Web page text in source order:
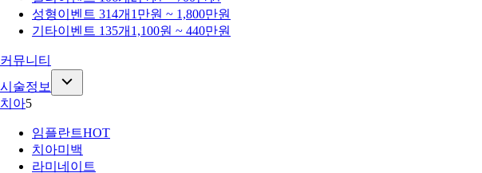
성형이벤트 314개 1만원 ~ 1,800만원
기타이벤트 135개 1,100원 ~ 440만원
커뮤니티
시술정보
치아5
임플란트HOT
치아미백
라미네이트